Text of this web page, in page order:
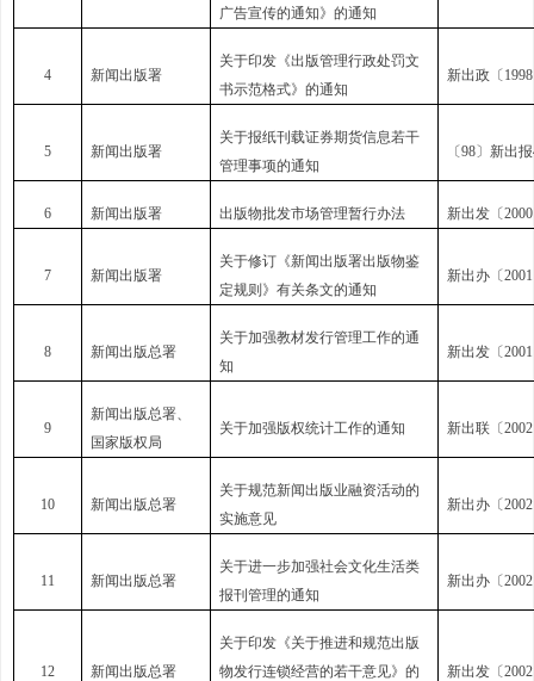
广告宣传的通知》的通知
4 新闻出版署
关于印发《出版管理行政处罚文
书示范格式》的通知
新出政〔
5 新闻出版署
关于报纸刊载证券期货信息若干
管理事项的通知
〔98〕新出
6 新闻出版署 出版物批发市场管理暂行办法 新出发〔
7 新闻出版署
关于修订《新闻出版署出版物鉴
定规则》有关条文的通知
新出办〔
8 新闻出版总署
关于加强教材发行管理工作的通
知
新出发〔
9
新闻出版总署、
国家版权局
关于加强版权统计工作的通知 新出联〔
10 新闻出版总署
关于规范新闻出版业融资活动的
实施意见
新出办〔
11 新闻出版总署
关于进一步加强社会文化生活类
报刊管理的通知
新出办〔
12 新闻出版总署
关于印发《关于推进和规范出版
物发行连锁经营的若干意见》的
新出发〔